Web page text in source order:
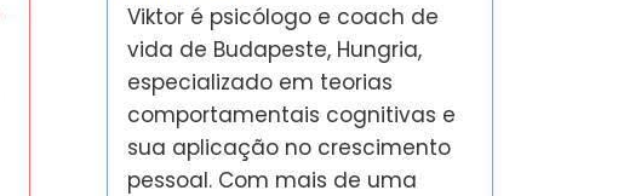
Viktor é psicólogo e coach de
vida de Budapeste, Hungria,
especializado em teorias
comportamentais cognitivas e
sua aplicação no crescimento
pessoal. Com mais de uma